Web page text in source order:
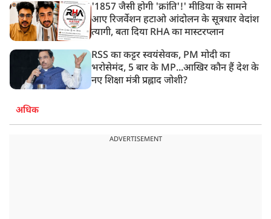
'1857 जैसी होगी 'क्रांति'!' मीडिया के सामने
आए रिजर्वेशन हटाओ आंदोलन के सूत्रधार वेदांश
त्यागी, बता दिया RHA का मास्टरप्लान
RSS का कट्टर स्वयंसेवक, PM मोदी का
भरोसेमंद, 5 बार के MP...आखिर कौन हैं देश के
नए शिक्षा मंत्री प्रह्लाद जोशी?
अधिक
ADVERTISEMENT